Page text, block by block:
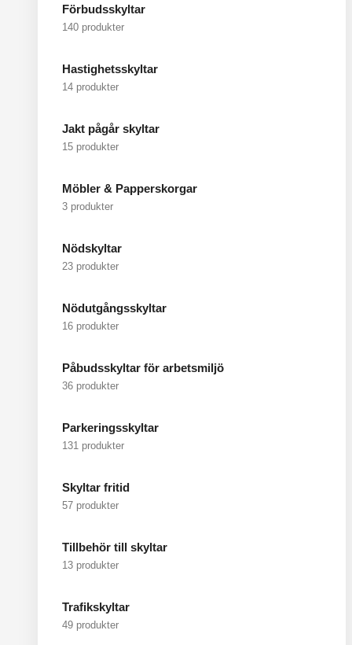
Förbudsskyltar
140 produkter
Hastighetsskyltar
14 produkter
Jakt pågår skyltar
15 produkter
Möbler & Papperskorgar
3 produkter
Nödskyltar
23 produkter
Nödutgångsskyltar
16 produkter
Påbudsskyltar för arbetsmiljö
36 produkter
Parkeringsskyltar
131 produkter
Skyltar fritid
57 produkter
Tillbehör till skyltar
13 produkter
Trafikskyltar
49 produkter